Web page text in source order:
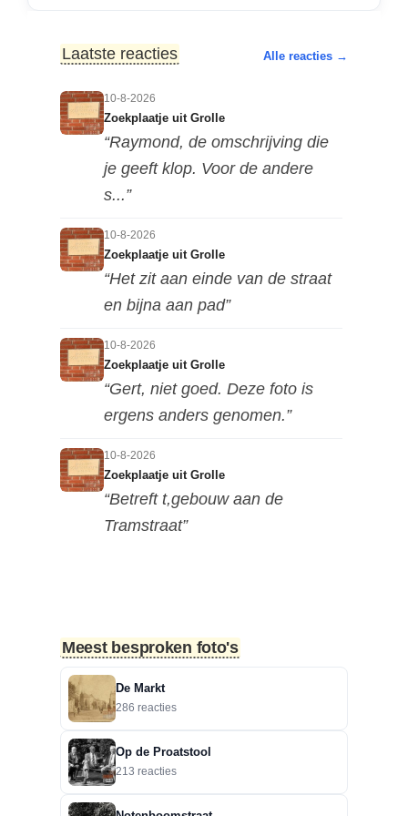
Laatste reacties Alle reacties →
10-8-2026
Zoekplaatje uit Grolle
“Raymond, de omschrijving die
je geeft klop. Voor de andere
s...”
10-8-2026
Zoekplaatje uit Grolle
“Het zit aan einde van de straat
en bijna aan pad”
10-8-2026
Zoekplaatje uit Grolle
“Gert, niet goed. Deze foto is
ergens anders genomen.”
10-8-2026
Zoekplaatje uit Grolle
“Betreft t,gebouw aan de
Tramstraat”
jaren 60 al in de Van Limburg...”
9-8-2026
Borculoseweg met rijschool Giezen
“Beiden zijn Peugeots 404.”
8-8-2026
Bevrijdingslaan en omgeving
“Raymond, dat kan nog wel
Meest besproken foto's
De Markt
286 reacties
Op de Proatstool
213 reacties